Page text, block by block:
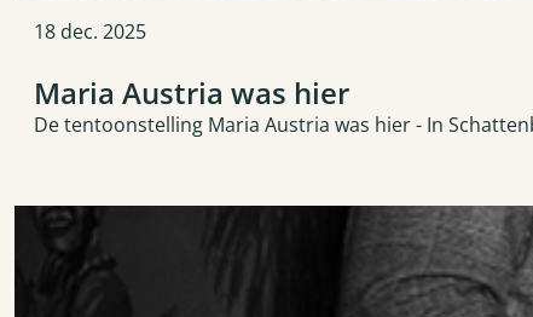
18 dec. 2025
Maria Austria was hier
De tentoonstelling Maria Austria was hier - In